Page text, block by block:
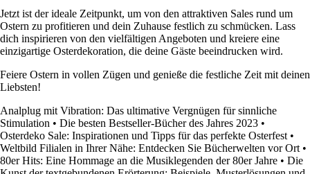
Jetzt ist der ideale Zeitpunkt, um von den attraktiven Sales rund um
Ostern zu profitieren und dein Zuhause festlich zu schmücken. Lass
dich inspirieren von den vielfältigen Angeboten und kreiere eine
einzigartige Osterdekoration, die deine Gäste beeindrucken wird.
Feiere Ostern in vollen Zügen und genieße die festliche Zeit mit deinen
Liebsten!
Analplug mit Vibration: Das ultimative Vergnügen für sinnliche
Stimulation • Die besten Bestseller-Bücher des Jahres 2023 •
Osterdeko Sale: Inspirationen und Tipps für das perfekte Osterfest •
Weltbild Filialen in Ihrer Nähe: Entdecken Sie Bücherwelten vor Ort •
80er Hits: Eine Hommage an die Musiklegenden der 80er Jahre • Die